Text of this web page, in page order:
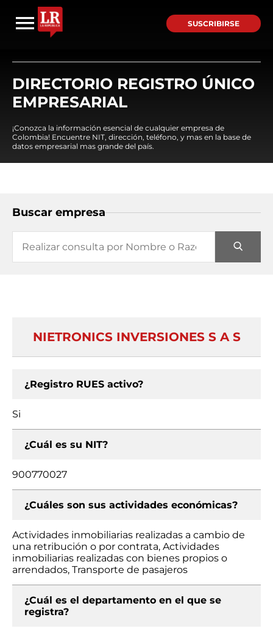
SUSCRIBIRSE
DIRECTORIO REGISTRO ÚNICO
EMPRESARIAL
¡Conozca la información esencial de cualquier empresa de
Colombia! Encuentre NIT, dirección, teléfono, y mas en la base de
datos empresarial mas grande del país.
Buscar empresa
NIETRONICS INVERSIONES S A S
¿Registro RUES activo?
Si
¿Cuál es su NIT?
900770027
¿Cuáles son sus actividades económicas?
Actividades inmobiliarias realizadas a cambio de
una retribución o por contrata, Actividades
inmobiliarias realizadas con bienes propios o
arrendados, Transporte de pasajeros
¿Cuál es el departamento en el que se
registra?